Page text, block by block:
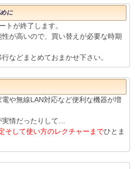
に
トが終了します。
が高いので、買い替えが必要な時期
などまとめておまかせ下さい。
や無線LAN対応など便利な機器が増
実情だったりして…
そして使い方のレクチャーまでひとま